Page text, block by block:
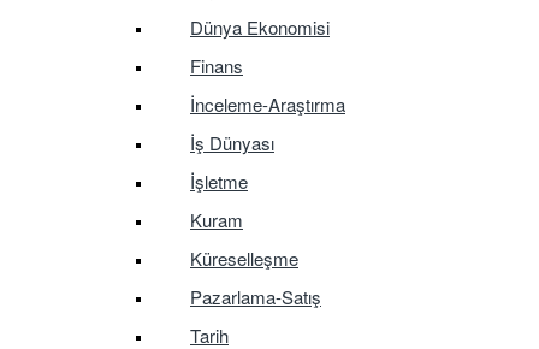
Dünya Ekonomisi
Finans
İnceleme-Araştırma
İş Dünyası
İşletme
Kuram
Küreselleşme
Pazarlama-Satış
Tarih